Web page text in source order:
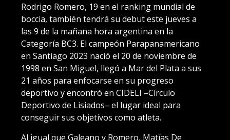
Rodrigo Romero, 19 en el ranking mundial de
boccia, también tendrá su debut este jueves a
las 9 de la mañana hora argentina en la
Categoría BC3. El campeón Parapanamericano
en Santiago 2023 nació el 20 de noviembre de
1998 en San Miguel, llegó a Mar del Plata a sus
21 años para enfocarse en su progreso
deportivo y encontró en CIDELI –Círculo
Deportivo de Lisiados– el lugar ideal para
conseguir sus objetivos como atleta.
Al igual que Galeano y Romero, Matías De